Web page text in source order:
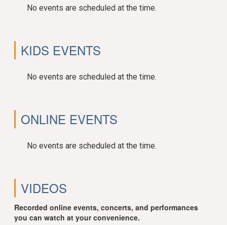
No events are scheduled at the time.
KIDS EVENTS
No events are scheduled at the time.
ONLINE EVENTS
No events are scheduled at the time.
VIDEOS
Recorded online events, concerts, and performances
you can watch at your convenience.